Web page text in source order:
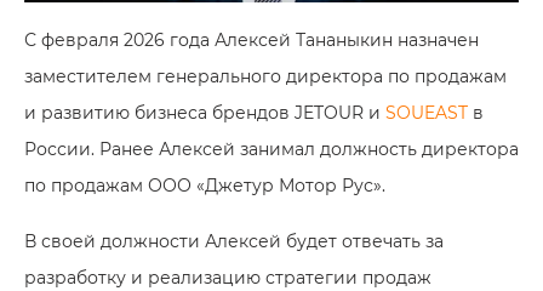
С февраля 2026 года Алексей Тананыкин назначен
заместителем генерального директора по продажам
и развитию бизнеса брендов JETOUR и SOUEAST в
России. Ранее Алексей занимал должность директора
по продажам ООО «Джетур Мотор Рус».
В своей должности Алексей будет отвечать за
разработку и реализацию стратегии продаж